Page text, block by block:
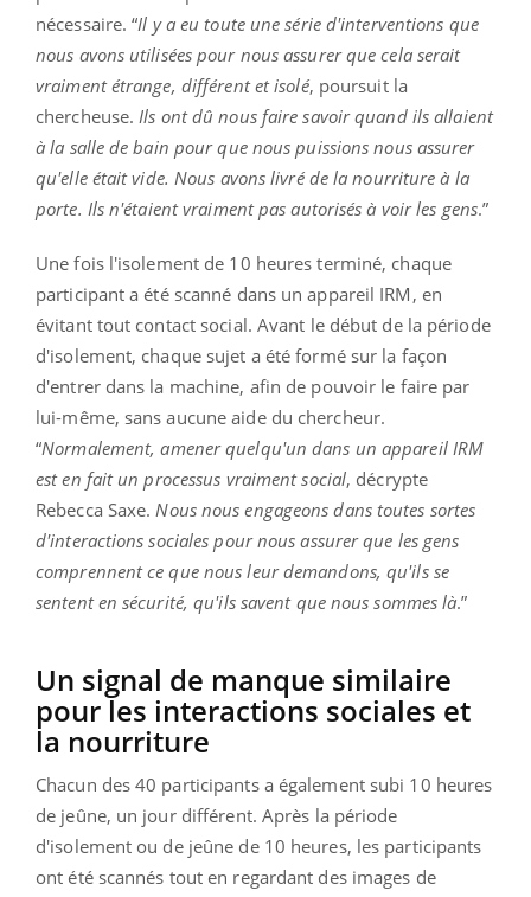
nécessaire. “Il y a eu toute une série d'interventions que
nous avons utilisées pour nous assurer que cela serait
vraiment étrange, différent et isolé, poursuit la
chercheuse.Ils ont dû nous faire savoir quand ils allaient
à la salle de bain pour que nous puissions nous assurer
qu'elle était vide. Nous avons livré de la nourriture à la
porte. Ils n'étaient vraiment pas autorisés à voir les gens.”
Une fois l'isolement de 10 heures terminé, chaque
participant a été scanné dans un appareil IRM, en
évitant tout contact social. Avant le début de la période
d'isolement, chaque sujet a été formé sur la façon
d'entrer dans la machine, afin de pouvoir le faire par
lui-même, sans aucune aide du chercheur.
“Normalement, amener quelqu'un dans un appareil IRM
est en fait un processus vraiment social, décrypte
Rebecca Saxe.Nous nous engageons dans toutes sortes
d'interactions sociales pour nous assurer que les gens
comprennent ce que nous leur demandons, qu'ils se
sentent en sécurité, qu'ils savent que nous sommes là.”
Un signal de manque similaire
pour les interactions sociales et
la nourriture
Chacun des 40 participants a également subi 10 heures
de jeûne, un jour différent. Après la période
d'isolement ou de jeûne de 10 heures, les participants
ont été scannés tout en regardant des images de